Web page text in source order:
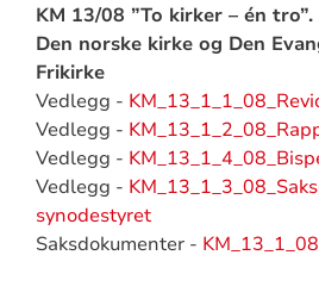
KM 13/08 ”To kirker – én
Den norske kirke og Den
Frikirke
Vedlegg -
Vedlegg -
Vedlegg -
Vedlegg -
synodestyret
Saksdokumenter -